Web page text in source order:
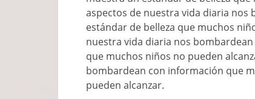
aspectos de nuestra vida diaria
estándar de belleza que muchos
nuestra vida diaria nos
que muchos niños no pueden
bombardean con información que
pueden alcanzar.